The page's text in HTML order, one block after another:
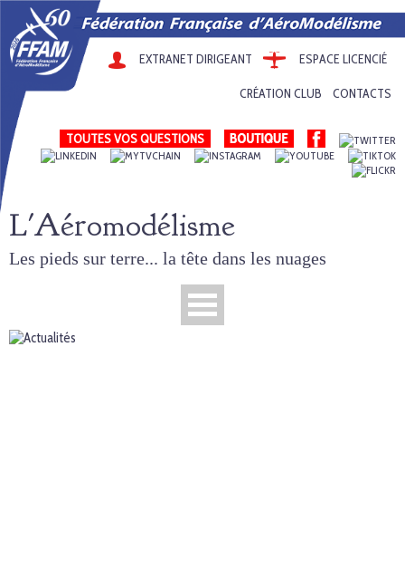
EXTRANET DIRIGEANT ESPACE LICENCIÉ
CRÉATION CLUB CONTACTS
TOUTES VOS QUESTIONS
L'Aéromodélisme
Les pieds sur terre... la tête dans les nuages